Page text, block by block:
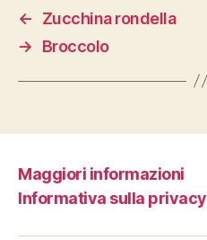
←
Zucchina rondella
→
Broccolo
Maggiori informazioni
Informativa sulla privacy